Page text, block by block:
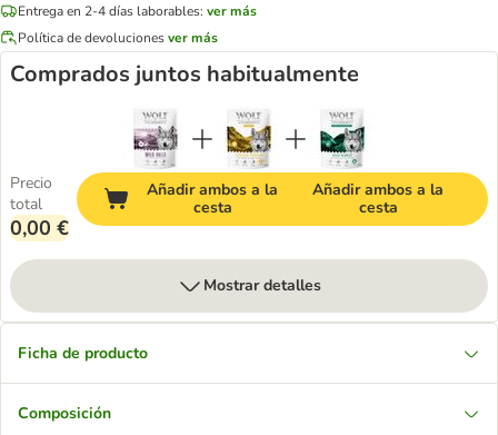
Entrega en 2-4 días laborables: ver más
Política de devolucionesver más
Comprados juntos habitualmente
Precio
total
0,00 €
Añadir ambos a la
cesta
Añadir ambos a la
cesta
Mostrar detalles
Ficha de producto
Composición